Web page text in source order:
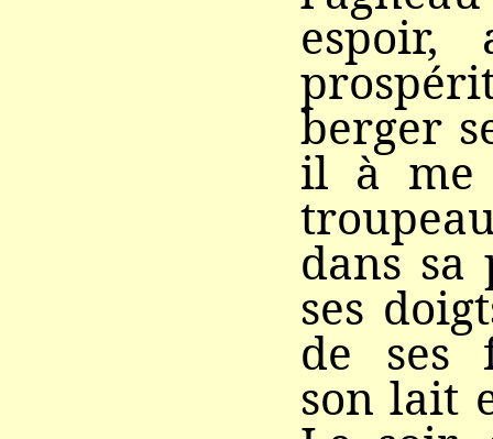
espoir,
berger
il à me
dans sa
ses
de ses
son lait